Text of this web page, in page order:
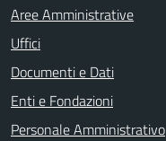
Aree Amministrative
Uffici
Documenti e Dati
Enti e Fondazioni
Personale Amministrativo